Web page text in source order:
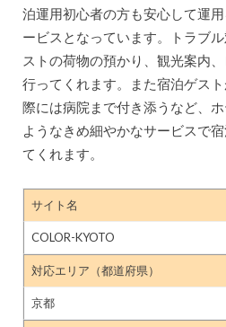
泊運用初心者の方も安心して運
ービスとなっています。トラブ
ストの荷物の預かり、観光案内
行ってくれます。また宿泊ゲス
際には病院まで付き添うなど、
ようなきめ細やかなサービスで
てくれます。
サイト名
COLOR-KYOTO
対応エリア（都道府県）
京都